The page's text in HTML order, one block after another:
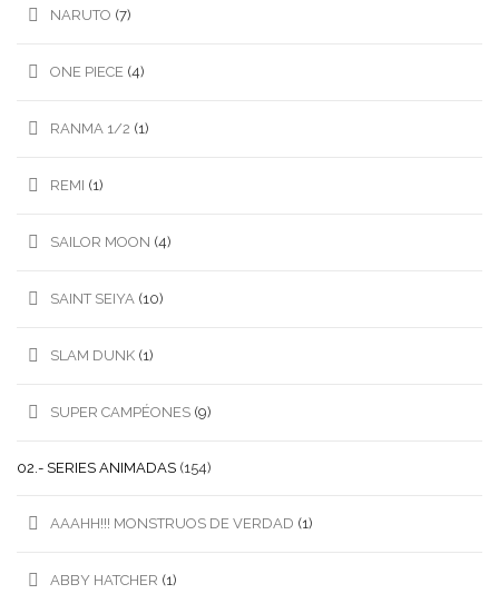
NARUTO (7)
ONE PIECE (4)
RANMA 1/2 (1)
REMI (1)
SAILOR MOON (4)
SAINT SEIYA (10)
SLAM DUNK (1)
SUPER CAMPÉONES (9)
02.- SERIES ANIMADAS (154)
AAAHH!!! MONSTRUOS DE VERDAD (1)
ABBY HATCHER (1)